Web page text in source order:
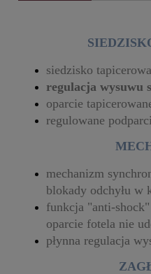
siedzisko
regulacja wysuwu
oparcie
regulowane
mechanizm
blokady odchyłu w
funkcja "anti-
oparcie fotela nie
płynna regulacja